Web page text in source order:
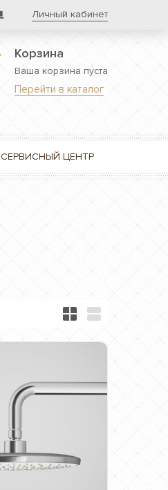
Личный кабинет
Корзина
Ваша корзина пуста
Перейти в каталог
СЕРВИСНЫЙ ЦЕНТР